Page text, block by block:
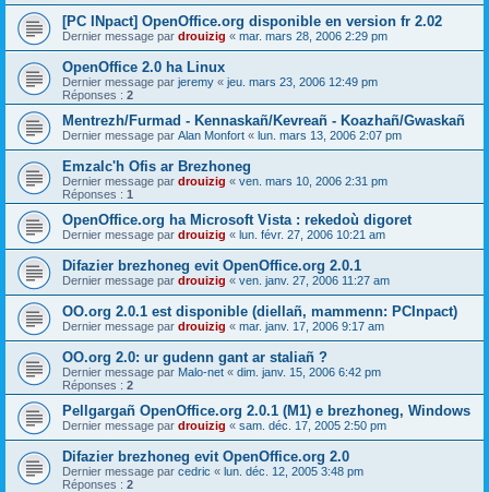
[PC INpact] OpenOffice.org disponible en version fr 2.02
Dernier message par drouizig « mar. mars 28, 2006 2:29 pm
OpenOffice 2.0 ha Linux
Dernier message par jeremy « jeu. mars 23, 2006 12:49 pm
Réponses : 2
Mentrezh/Furmad - Kennaskañ/Kevreañ - Koazhañ/Gwaskañ
Dernier message par Alan Monfort « lun. mars 13, 2006 2:07 pm
Emzalc'h Ofis ar Brezhoneg
Dernier message par drouizig « ven. mars 10, 2006 2:31 pm
Réponses : 1
OpenOffice.org ha Microsoft Vista : rekedoù digoret
Dernier message par drouizig « lun. févr. 27, 2006 10:21 am
Difazier brezhoneg evit OpenOffice.org 2.0.1
Dernier message par drouizig « ven. janv. 27, 2006 11:27 am
OO.org 2.0.1 est disponible (diellañ, mammenn: PCInpact)
Dernier message par drouizig « mar. janv. 17, 2006 9:17 am
OO.org 2.0: ur gudenn gant ar staliañ ?
Dernier message par Malo-net « dim. janv. 15, 2006 6:42 pm
Réponses : 2
Pellgargañ OpenOffice.org 2.0.1 (M1) e brezhoneg, Windows
Dernier message par drouizig « sam. déc. 17, 2005 2:50 pm
Difazier brezhoneg evit OpenOffice.org 2.0
Dernier message par cedric « lun. déc. 12, 2005 3:48 pm
Réponses : 2